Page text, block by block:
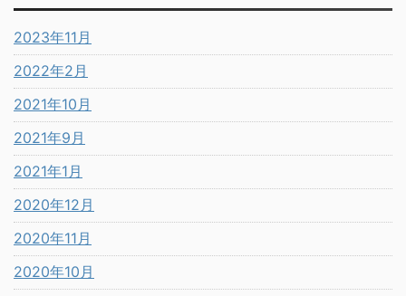
2023年11月
2022年2月
2021年10月
2021年9月
2021年1月
2020年12月
2020年11月
2020年10月